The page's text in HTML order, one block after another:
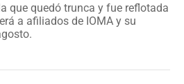
que quedó trunca y fue reflotada
a afiliados de IOMA y su